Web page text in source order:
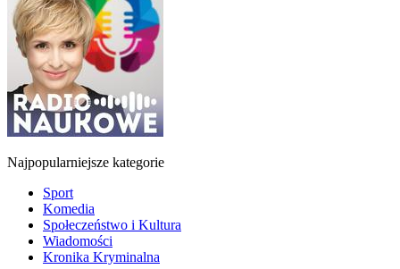
Najpopularniejsze kategorie
Sport
Komedia
Społeczeństwo i Kultura
Wiadomości
Kronika Kryminalna